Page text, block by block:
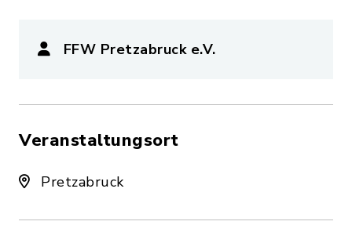
FFW Pretzabruck e.V.
Veranstaltungsort
Pretzabruck